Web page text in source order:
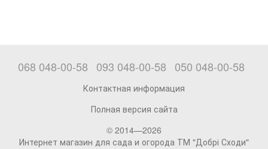
068 048-00-58 093 048-00-58 050 048-00-58
Контактная информация
Полная версия сайта
© 2014—2026
Интернет магазин для сада и огорода ТМ "Добрі Сходи"